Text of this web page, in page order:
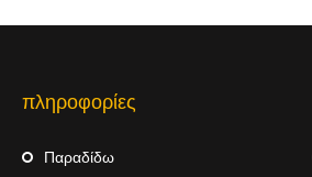
πληροφορίες
Παραδίδω